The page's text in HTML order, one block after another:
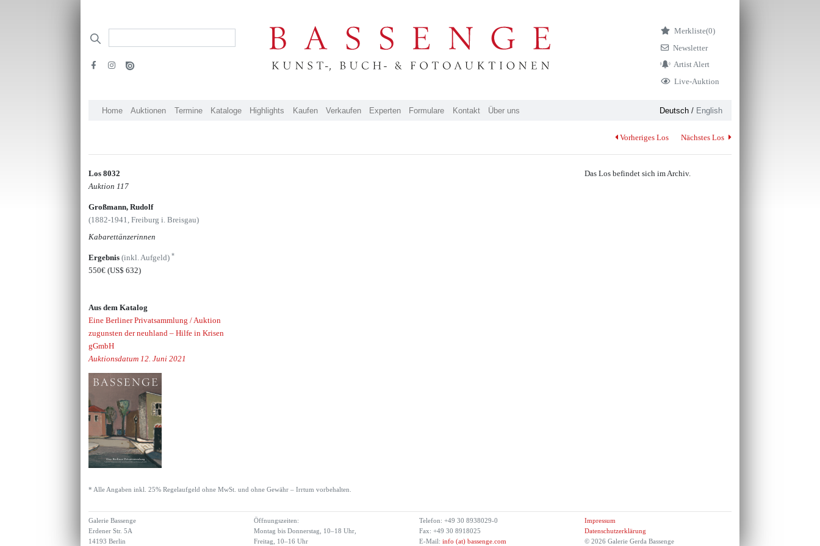
Merkliste(0)
Newsletter
Artist Alert
Live-Auktion
Home Auktionen Termine Kataloge Highlights Kaufen Verkaufen Experten Formulare Kontakt Über uns Deutsch/ English
Vorheriges Los Nächstes Los
Los 8032
Auktion 117
Großmann, Rudolf
(1882-1941, Freiburg i. Breisgau)
Kabarettänzerinnen
Ergebnis(inkl. Aufgeld)*
550€(US$ 632)
Aus dem Katalog
Eine Berliner Privatsammlung / Auktion
zugunsten der neuhland – Hilfe in Krisen
gGmbH
Auktionsdatum 12. Juni 2021
Das Los befindet sich im Archiv.
* Alle Angaben inkl. 25% Regelaufgeld ohne MwSt. und ohne Gewähr – Irrtum vorbehalten.
Galerie Bassenge
Erdener Str. 5A
14193 Berlin
Öffnungszeiten:
Montag bis Donnerstag, 10–18 Uhr,
Freitag, 10–16 Uhr
Telefon: +49 30 8938029-0
Fax: +49 30 8918025
E-Mail: info (at) bassenge.com
Impressum
Datenschutzerklärung
© 2026 Galerie Gerda Bassenge